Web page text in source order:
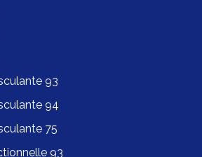
93
94
75
93